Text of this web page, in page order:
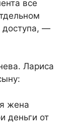
все
доступа, —
Лариса
жена
деньги от